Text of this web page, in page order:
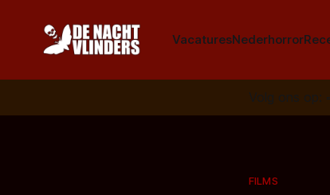
VacaturesNederhorror
Volg ons op:
FILMS